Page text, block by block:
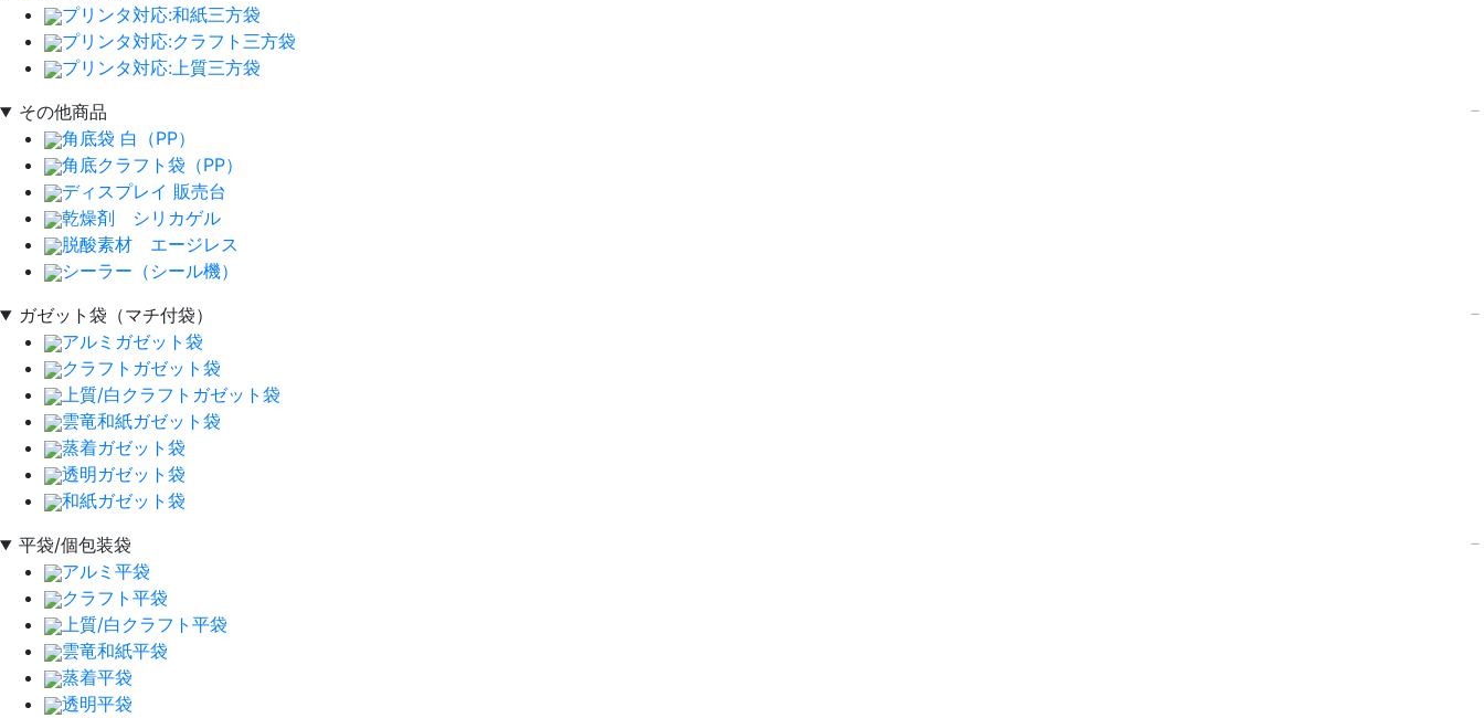
プリンタ対応:和紙三方袋
プリンタ対応:クラフト三方袋
プリンタ対応:上質三方袋
その他商品
角底袋 白（PP）
角底クラフト袋（PP）
ディスプレイ 販売台
乾燥剤 シリカゲル
脱酸素材 エージレス
シーラー（シール機）
ガゼット袋（マチ付袋）
アルミガゼット袋
クラフトガゼット袋
上質/白クラフトガゼット袋
雲竜和紙ガゼット袋
蒸着ガゼット袋
透明ガゼット袋
和紙ガゼット袋
平袋/個包装袋
アルミ平袋
クラフト平袋
上質/白クラフト平袋
雲竜和紙平袋
蒸着平袋
透明平袋